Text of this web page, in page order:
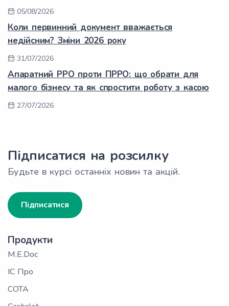
05/08/2026
Коли первинний документ вважається
недійсним? Зміни 2026 року
31/07/2026
Апаратний РРО проти ПРРО: що обрати для
малого бізнесу та як спростити роботу з касою
27/07/2026
Підписатися на розсилку
Будьте в курсі останніх новин та акцій.
Підписатися
Продукти
M.E.Doc
ІС Про
СОТА